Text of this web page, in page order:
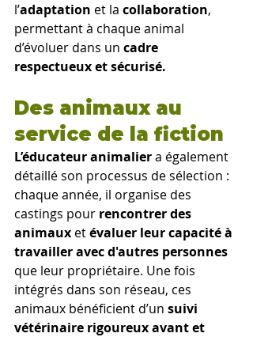
l’adaptation et la collaboration,
permettant à chaque animal
d’évoluer dans un cadre
respectueux et sécurisé.
Des animaux au
service de la fiction
L’éducateur animalier a également
détaillé son processus de sélection :
chaque année, il organise des
castings pour rencontrer des
animaux et évaluer leur capacité à
travailler avec d'autres personnes
que leur propriétaire. Une fois
intégrés dans son réseau, ces
animaux bénéficient d’un suivi
vétérinaire rigoureuxavant et